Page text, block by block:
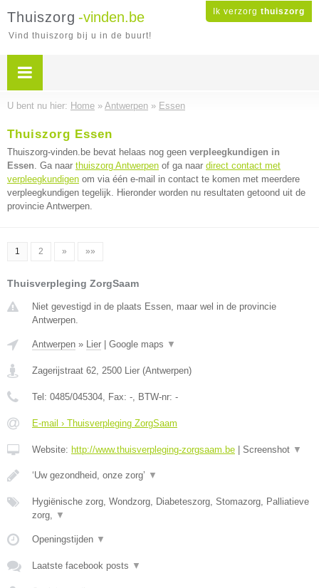
Ik verzorg thuiszorg
Thuiszorg -vinden.be
Vind thuiszorg bij u in de buurt!
U bent nu hier: Home » Antwerpen » Essen
Thuiszorg Essen
Thuiszorg-vinden.be bevat helaas nog geen verpleegkundigen in
Essen. Ga naar thuiszorg Antwerpen of ga naar direct contact met
verpleegkundigen om via één e-mail in contact te komen met meerdere
verpleegkundigen tegelijk. Hieronder worden nu resultaten getoond uit de
provincie Antwerpen.
1 2 » »»
Thuisverpleging ZorgSaam
Niet gevestigd in de plaats Essen, maar wel in de provincie
Antwerpen.
Antwerpen » Lier Google maps ▼
Zagerijstraat 62, 2500 Lier (Antwerpen)
Tel: 0485/045304, Fax: -, BTW-nr: -
E-mail › Thuisverpleging ZorgSaam
Website: http://www.thuisverpleging-zorgsaam.be Screenshot ▼
‘Uw gezondheid, onze zorg’ ▼
Hygiënische zorg, Wondzorg, Diabeteszorg, Stomazorg, Palliatieve
zorg, ▼
Openingstijden ▼
Laatste facebook posts ▼